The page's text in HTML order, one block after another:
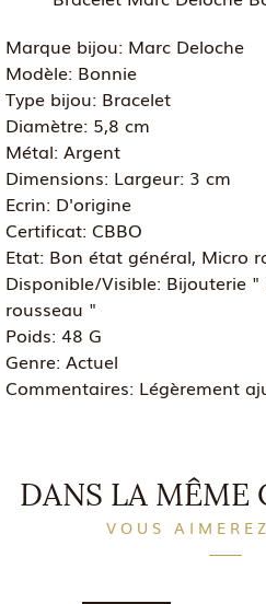
Marque bijou: Marc Deloche
Modèle: Bonnie
Type bijou: Bracelet
Diamètre: 5,8 cm
Métal: Argent
Dimensions: Largeur: 3 cm
Ecrin: D'origine
Certificat: CBBO
Etat: Bon état général, Micro
Disponible/Visible: Bijouterie "
rousseau "
Poids: 48 G
Genre: Actuel
Commentaires: Légèrement
DANS LA MÊME
VOUS